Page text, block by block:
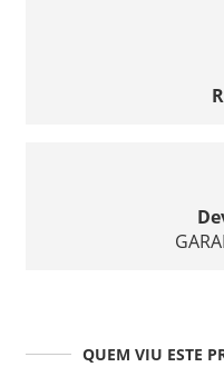
QUEM VIU ESTE